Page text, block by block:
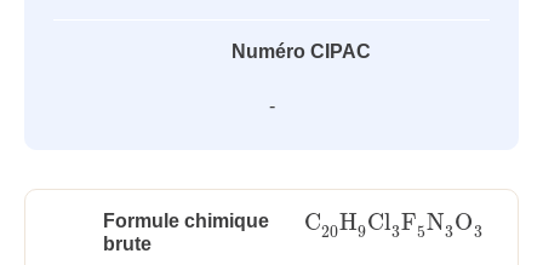
Numéro CIPAC
-
Formule chimique
brute
C20H9Cl3F5N3O3
C20H9Cl3F5N3 O3